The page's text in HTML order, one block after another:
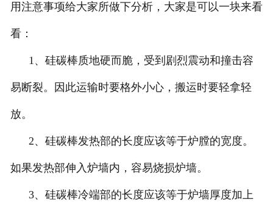
用注意事项给大家所做下分析，大家是可以一块来看
看：
1、硅碳棒质地硬而脆，受到剧烈震动和撞击容
易断裂。因此运输时要格外小心，搬运时要轻拿轻
放。
2、硅碳棒发热部的长度应该等于炉膛的宽度。
如果发热部伸入炉墙内，容易烧损炉墙。
3、硅碳棒冷端部的长度应该等于炉墙厚度加上